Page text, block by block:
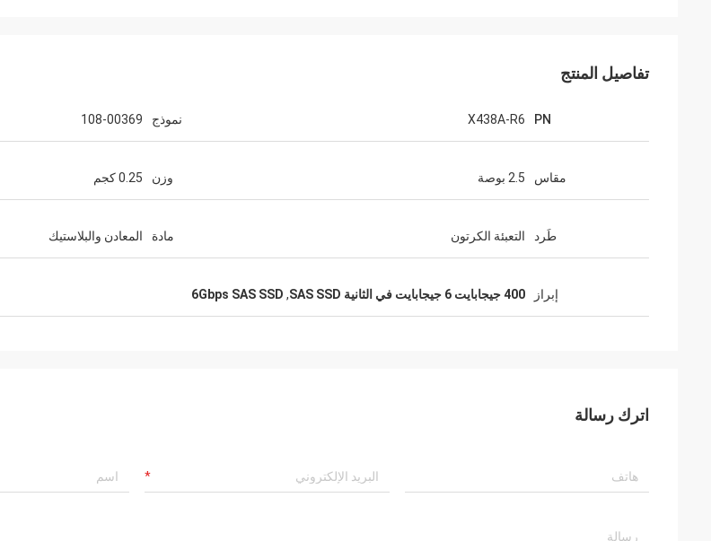
تفاصيل المنتج
PN
X438A-R6 نموذج 108-00369
مقاس 2.5 بوصة وزن 0.25 كجم
طَرد التعبئة الكرتون مادة المعادن والبلاستيك
إبراز 400 جيجابايت 6 جيجابايت في الثانية SAS SSD ,
6Gbps SAS SSD
اترك رسالة